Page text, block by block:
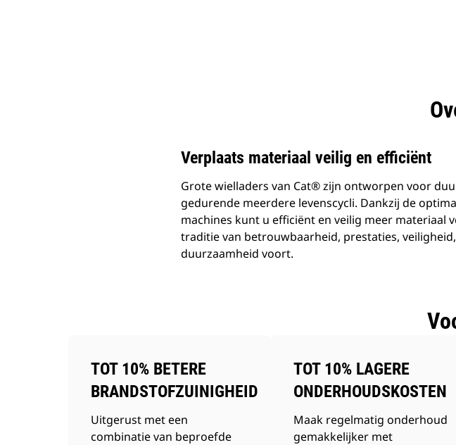
Verplaats materiaal veilig en efficiënt
Grote wielladers van Cat® zijn ontworpen voor
gedurende meerdere levenscycli. Dankzij de
machines kunt u efficiënt en veilig meer materiaal
traditie van betrouwbaarheid, prestaties,
duurzaamheid voort.
TOT 10% BETERE
BRANDSTOFZUINIGHEID
Uitgerust met een
combinatie van beproefde
TOT 10% LAGERE
ONDERHOUDSKOSTEN
Maak regelmatig onderhoud
gemakkelijker met